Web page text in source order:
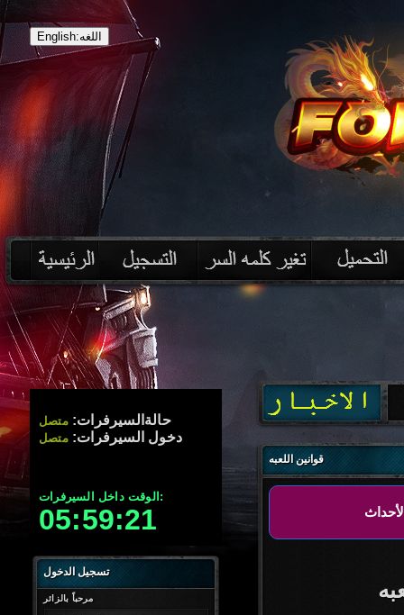
English:اللغه
حالةالسيرفرات:متصل
دخول السيرفرات: متصل
الوقت داخل السيرفرات:
05:59:22
تسجيل الدخول
مرحباً بالزائر
قوانين اللعبه